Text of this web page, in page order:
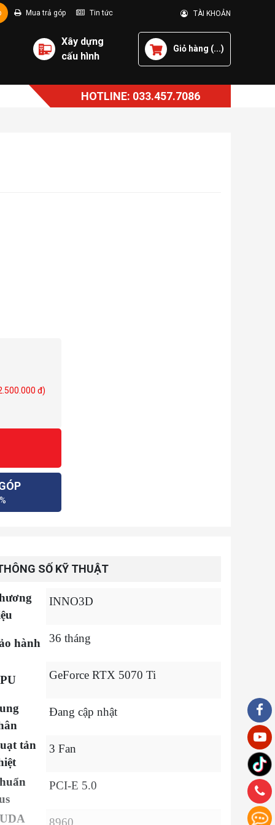
Mua trả góp Tin tức TÀI KHOẢN
Xây dựng
cấu hình
Giỏ hàng (...)
HOTLINE: 033.457.7086
đ)
SỐ KỸ THUẬT
INNO3D
hành 36 tháng
GeForce RTX 5070 Ti
Đang cập nhật
tản
3 Fan
PCI-E 5.0